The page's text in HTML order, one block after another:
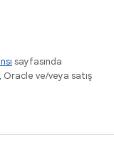
sayfasında
Oracle ve/veya satış